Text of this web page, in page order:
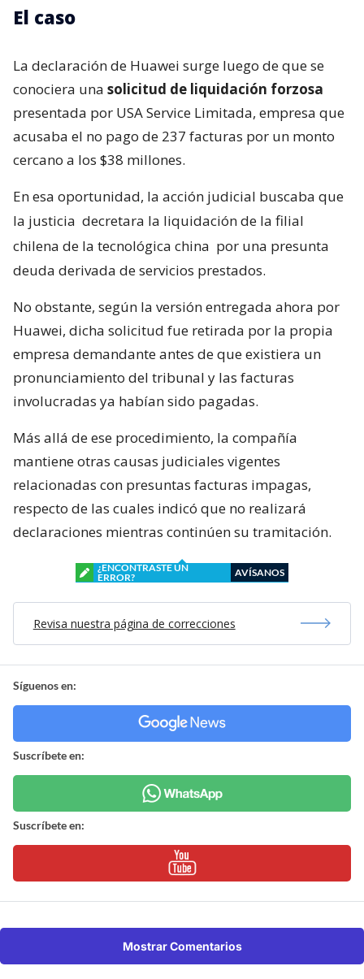
El caso
La declaración de Huawei surge luego de que se
conociera una solicitud de liquidación forzosa
presentada por USA Service Limitada, empresa que
acusaba el no pago de 237 facturas por un monto
cercano a los $38 millones.
En esa oportunidad, la acción judicial buscaba que
la justicia decretara la liquidación de la filial
chilena de la tecnológica china por una presunta
deuda derivada de servicios prestados.
No obstante, según la versión entregada ahora por
Huawei, dicha solicitud fue retirada por la propia
empresa demandante antes de que existiera un
pronunciamiento del tribunal y las facturas
involucradas ya habían sido pagadas.
Más allá de ese procedimiento, la compañía
mantiene otras causas judiciales vigentes
relacionadas con presuntas facturas impagas,
respecto de las cuales indicó que no realizará
declaraciones mientras continúen su tramitación.
¿ENCONTRASTE UN
ERROR?
AVÍSANOS
Revisa nuestra página de correcciones
Síguenos en:
Suscríbete en:
Suscríbete en:
Mostrar Comentarios